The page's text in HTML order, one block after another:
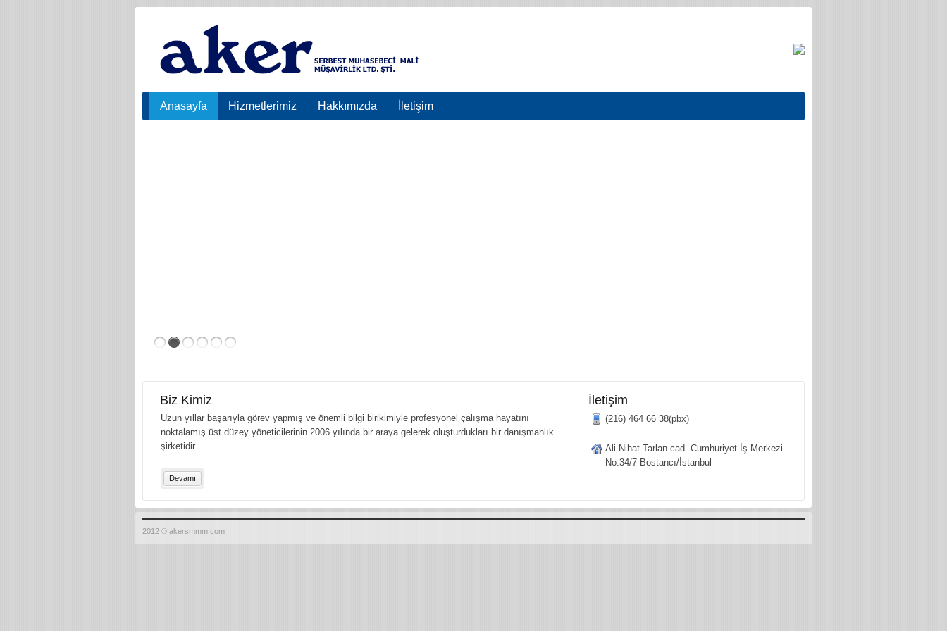
Anasayfa Hizmetlerimiz Hakkımızda İletişim
Biz Kimiz
Uzun yıllar başarıyla görev yapmış ve önemli bilgi birikimiyle profesyonel çalışma hayatını
noktalamış üst düzey yöneticilerinin 2006 yılında bir araya gelerek oluşturdukları bir danışmanlık
şirketidir.
Devamı
İletişim
(216) 464 66 38(pbx)
Ali Nihat Tarlan cad. Cumhuriyet İş Merkezi
No:34/7 Bostancı/İstanbul
2012 © akersmmm.com